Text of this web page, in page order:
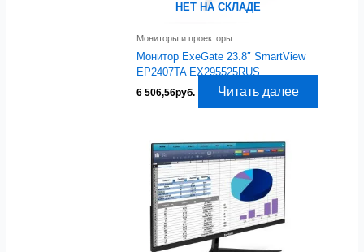
НЕТ НА СКЛАДЕ
Мониторы и проекторы
Монитор ExeGate 23.8″ SmartView
EP2407TA EX295525RUS
6 506,56руб. Читать далее